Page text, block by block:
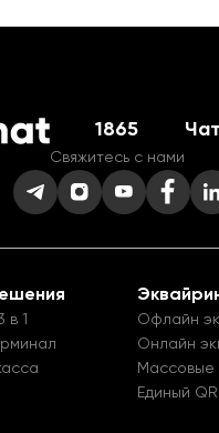
1865
Свяжитесь с нами
в 1
Офлайн
Онлайн
Массовые
Единый QR